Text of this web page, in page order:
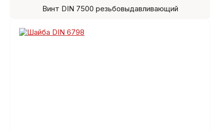
Винт DIN 7500 резьбовыдавливающий